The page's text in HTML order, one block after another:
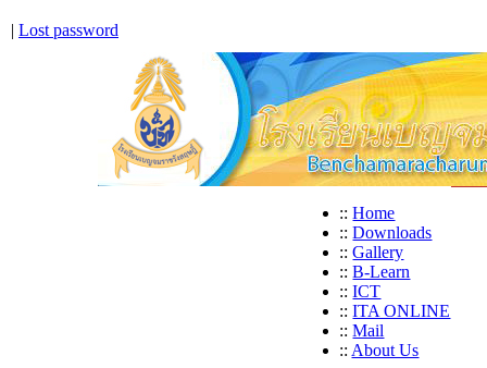
| Lost password
:: Home
:: Downloads
:: Gallery
:: B-Learn
:: ICT
:: ITA ONLINE
:: Mail
:: About Us